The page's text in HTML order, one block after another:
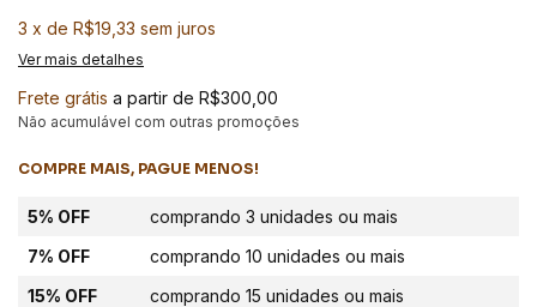
3 x de R$19,33 sem juros
Ver mais detalhes
Frete grátis a partir de R$300,00
Não acumulável com outras promoções
COMPRE MAIS, PAGUE MENOS!
5% OFF
comprando 3 unidades ou mais
7% OFF
comprando 10 unidades ou mais
15% OFF
comprando 15 unidades ou mais